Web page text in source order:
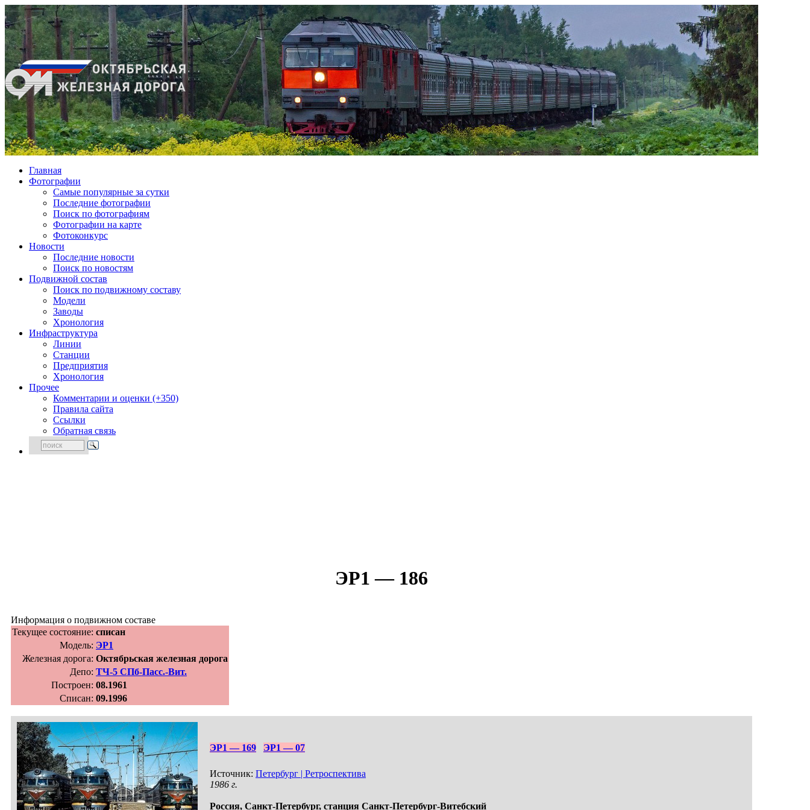
Главная
Фотографии
Cамые популярные за сутки
Последние фотографии
Поиск по фотографиям
Фотографии на карте
Фотоконкурс
Новости
Последние новости
Поиск по новостям
Подвижной состав
Поиск по подвижному составу
Модели
Заводы
Хронология
Инфраструктура
Линии
Станции
Предприятия
Хронология
Прочее
Комментарии и оценки (+350)
Правила сайта
Ссылки
Обратная связь
ЭР1 — 186
Информация о подвижном составе
Текущее состояние: списан
Модель: ЭР1
Железная дорога: Октябрьская железная дорога
Депо: ТЧ-5 СПб-Пасс.-Вит.
Построен: 08.1961
Списан: 09.1996
ЭР1 — 169 ЭР1 — 07
Источник: Петербург | Ретроспектива
1986 г.
Россия, Санкт-Петербург, станция Санкт-Петербург-Витебский